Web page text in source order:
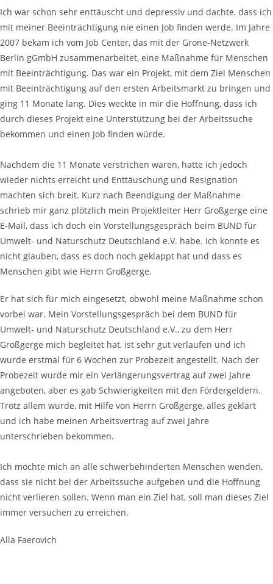
Ich war schon sehr enttäuscht und depressiv und dachte, dass ich
mit meiner Beeinträchtigung nie einen Job finden werde. Im Jahre
2007 bekam ich vom Job Center, das mit der Grone-Netzwerk
Berlin gGmbH zusammenarbeitet, eine Maßnahme für Menschen
mit Beeinträchtigung. Das war ein Projekt, mit dem Ziel Menschen
mit Beeinträchtigung auf den ersten Arbeitsmarkt zu bringen und
ging 11 Monate lang. Dies weckte in mir die Hoffnung, dass ich
durch dieses Projekt eine Unterstützung bei der Arbeitssuche
bekommen und einen Job finden würde.
Nachdem die 11 Monate verstrichen waren, hatte ich jedoch
wieder nichts erreicht und Enttäuschung und Resignation
machten sich breit. Kurz nach Beendigung der Maßnahme
schrieb mir ganz plötzlich mein Projektleiter Herr Großgerge eine
E-Mail, dass ich doch ein Vorstellungsgespräch beim BUND für
Umwelt- und Naturschutz Deutschland e.V. habe. Ich konnte es
nicht glauben, dass es doch noch geklappt hat und dass es
Menschen gibt wie Herrn Großgerge.
Er hat sich für mich eingesetzt, obwohl meine Maßnahme schon
vorbei war. Mein Vorstellungsgespräch bei dem BUND für
Umwelt- und Naturschutz Deutschland e.V., zu dem Herr
Großgerge mich begleitet hat, ist sehr gut verlaufen und ich
wurde erstmal für 6 Wochen zur Probezeit angestellt. Nach der
Probezeit wurde mir ein Verlängerungsvertrag auf zwei Jahre
angeboten, aber es gab Schwierigkeiten mit den Fördergeldern.
Trotz allem wurde, mit Hilfe von Herrn Großgerge, alles geklärt
und ich habe meinen Arbeitsvertrag auf zwei Jahre
unterschrieben bekommen.
Ich möchte mich an alle schwerbehinderten Menschen wenden,
dass sie nicht bei der Arbeitssuche aufgeben und die Hoffnung
nicht verlieren sollen. Wenn man ein Ziel hat, soll man dieses Ziel
immer versuchen zu erreichen.
Alla Faerovich